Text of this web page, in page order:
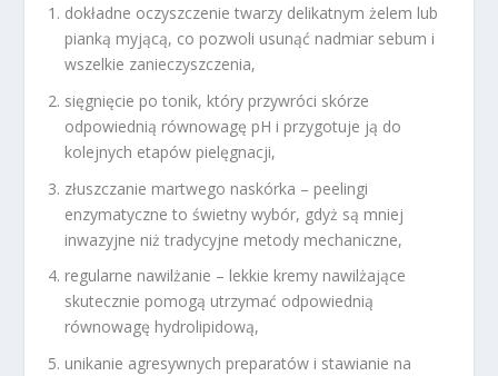
dokładne oczyszczenie twarzy delikatnym żelem lub
pianką myjącą, co pozwoli usunąć nadmiar sebum i
wszelkie zanieczyszczenia,
sięgnięcie po tonik, który przywróci skórze
odpowiednią równowagę pH i przygotuje ją do
kolejnych etapów pielęgnacji,
złuszczanie martwego naskórka – peelingi
enzymatyczne to świetny wybór, gdyż są mniej
inwazyjne niż tradycyjne metody mechaniczne,
regularne nawilżanie – lekkie kremy nawilżające
skutecznie pomogą utrzymać odpowiednią
równowagę hydrolipidową,
unikanie agresywnych preparatów i stawianie na